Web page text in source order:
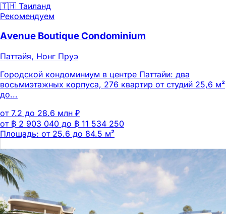
🇹🇭 Таиланд
Рекомендуем
Avenue Boutique Condominium
Паттайя, Нонг Пруэ
Городской кондоминиум в центре Паттайи: два
восьмиэтажных корпуса, 276 квартир от студий 25,6 м²
до...
от 7.2 до 28.6 млн ₽
от ฿ 2 903 040 до ฿ 11 534 250
Площадь: от 25.6 до 84.5 м²